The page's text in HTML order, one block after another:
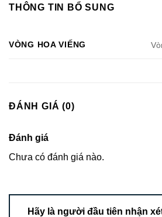
THÔNG TIN BỔ SUNG
VÒNG HOA VIẾNG
ĐÁNH GIÁ (0)
Đánh giá
Chưa có đánh giá nào.
Hãy là người đầu tiên nhận